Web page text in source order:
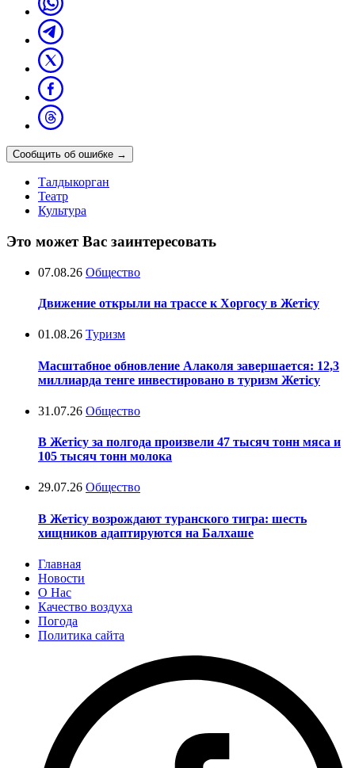
Сообщить об ошибке →
Талдыкорган
Театр
Культура
Это может Вас заинтересовать
07.08.26 Общество
Движение открыли на трассе к Хоргосу в Жетісу
01.08.26 Туризм
Масштабное обновление Алаколя завершается: 12,3
миллиарда тенге инвестировано в туризм Жетісу
31.07.26 Общество
В Жетісу за полгода произвели 47 тысяч тонн мяса и
105 тысяч тонн молока
29.07.26 Общество
В Жетісу возрождают туранского тигра: шесть
хищников адаптируются на Балхаше
Главная
Новости
О Нас
Качество воздуха
Погода
Политика сайта